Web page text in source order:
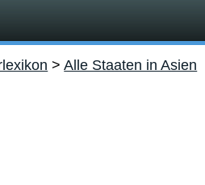
>Alle Staaten in Asien